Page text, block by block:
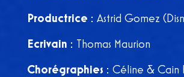
Productrice : Astrid Gomez
Ecrivain : Thomas Maurion
Chorégraphies : Céline & Cain